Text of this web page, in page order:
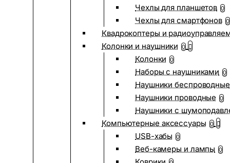
Чехлы для планшетов 0
Чехлы для смартфонов 0
Квадрокоптеры и
Колонки и наушники 0
Колонки 0
Наборы с наушниками 0
Наушники беспроводные
Наушники проводные 0
Наушники с
Компьютерные аксессуары 0
USB-хабы 0
Веб-камеры и лампы 0